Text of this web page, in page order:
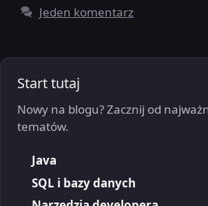
Jeden komentarz
Start tutaj
Nowy na blogu? Zacznij od
tematów.
Java
SQL i bazy danych